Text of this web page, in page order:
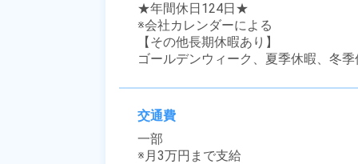
★年間休日124日★
※会社カレンダーによる
【その他長期休暇あり】
ゴールデンウィーク、夏季休暇、冬季
交通費
一部
※月3万円まで支給